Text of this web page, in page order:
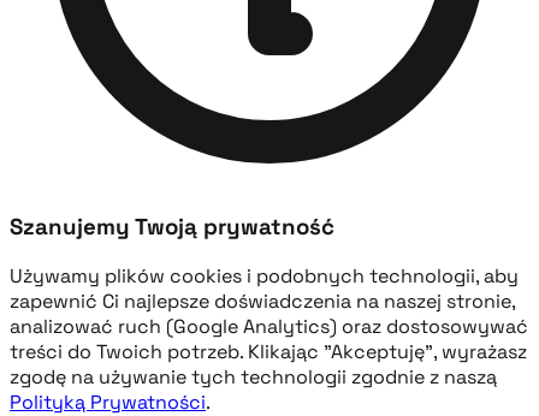
Szanujemy Twoją prywatność
Używamy plików cookies i podobnych technologii, aby
zapewnić Ci najlepsze doświadczenia na naszej stronie,
analizować ruch (Google Analytics) oraz dostosowywać
treści do Twoich potrzeb. Klikając "Akceptuję", wyrażasz
zgodę na używanie tych technologii zgodnie z naszą
Polityką Prywatności.